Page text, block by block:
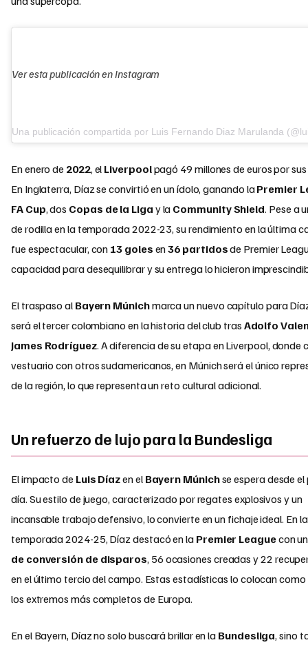
Ver esta publicación en Instagram
Una publicación compartida por Luis Fernando Diaz Marulanda
En enero de 2022, el Liverpoolpagó 49 millones de euros por
En Inglaterra, Díaz se convirtió en un ídolo, ganando laPremier
FA Cup, dos Copas de la Liga y la Community Shield. Pese a
de rodilla en la temporada 2022-23, su rendimiento en la última
fue espectacular, con 13 goles en36 partidosde Premier
capacidad para desequilibrar y su entrega lo hicieron
El traspaso al Bayern Múnichmarca un nuevo capítulo para
será el tercer colombiano en la historia del club tras Adolfo
James Rodríguez. A diferencia de su etapa en Liverpool, donde
vestuario con otros sudamericanos, en Múnich será el único
de la región, lo que representa un reto cultural adicional.
Un refuerzo de lujo para la Bundesliga
El impacto de Luis Díazen el Bayern Múnichse espera desde el
día. Su estilo de juego, caracterizado por regates explosivos y un
incansable trabajo defensivo, lo convierte en un fichaje ideal. En la
temporada 2024-25, Díaz destacó en la Premier Leaguecon
de conversión de disparos, 56 ocasiones creadas y 22
en el último tercio del campo. Estas estadísticas lo colocan como
los extremos más completos de Europa.
En el Bayern, Díaz no solo buscará brillar en la Bundesliga, sino